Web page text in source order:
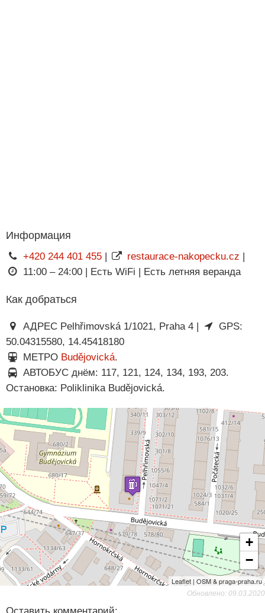
Информация
+420 244 401 455| restaurace-nakopecku.cz |
11:00 – 24:00 | Есть WiFi | Есть летняя веранда
Как добраться
АДРЕС Pelhřimovská 1/1021, Praha 4 |
GPS:
50.04315580, 14.45418180
МЕТРО Budějovická.
АВТОБУС днём: 117, 121, 124, 134, 193, 203.
Остановка: Poliklinika Budějovická.
+
−
Leaflet | OSM & praga-praha.ru
Обновлено: 09.03.2020
Оставить комментарий: